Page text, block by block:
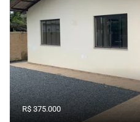
R$ 375.000